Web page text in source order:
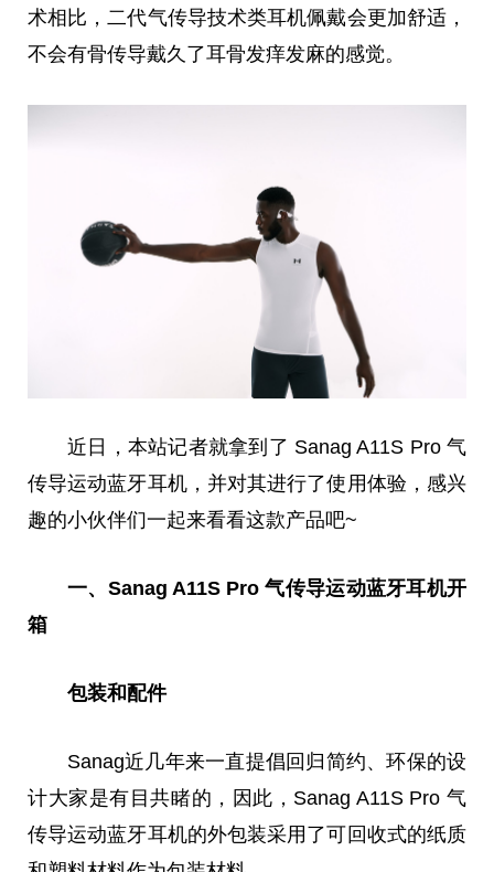
术相比，二代气传导技术类耳机佩戴会更加舒适，
不会有骨传导戴久了耳骨发痒发麻的感觉。
近 日，本站记者就拿到了 Sanag A11S Pro 气
传导运动蓝牙耳机，并对其进行了使用体验，感兴
趣的小伙伴们一起来看看这款产品吧~
一、Sanag A11S Pro 气传导运动蓝牙耳机开
箱
包装和配件
Sanag近 几年来一直提倡回归简约、环保的设
计大家是有目共睹的，因此，Sanag A11S Pro 气
传导运动蓝牙耳机的外包装采用了可回收式的纸质